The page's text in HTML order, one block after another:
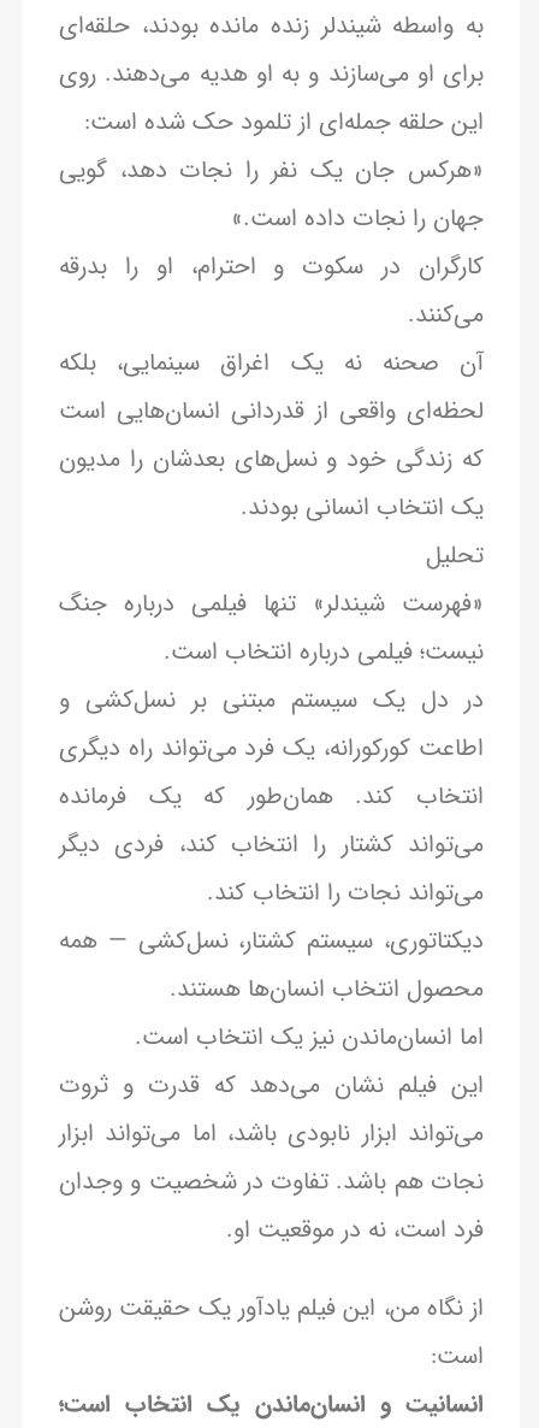
به واسطه شیندلر زنده مانده بودند، حلقه‌ای
برای او می‌سازند و به او هدیه می‌دهند. روی
این حلقه جمله‌ای از تلمود حک شده است:
«هرکس جان یک نفر را نجات دهد، گویی
جهان را نجات داده است.»
کارگران در سکوت و احترام، او را بدرقه
می‌کنند.
آن صحنه نه یک اغراق سینمایی، بلکه
لحظه‌ای واقعی از قدردانی انسان‌هایی است
که زندگی خود و نسل‌های بعدشان را مدیون
یک انتخاب انسانی بودند.
تحلیل
«فهرست شیندلر» تنها فیلمی درباره جنگ
نیست؛ فیلمی درباره انتخاب است.
در دل یک سیستم مبتنی بر نسل‌کشی و
اطاعت کورکورانه، یک فرد می‌تواند راه دیگری
انتخاب کند. همان‌طور که یک فرمانده
می‌تواند کشتار را انتخاب کند، فردی دیگر
می‌تواند نجات را انتخاب کند.
دیکتاتوری، سیستم کشتار، نسل‌کشی — همه
محصول انتخاب انسان‌ها هستند.
اما انسان‌ماندن نیز یک انتخاب است.
این فیلم نشان می‌دهد که قدرت و ثروت
می‌تواند ابزار نابودی باشد، اما می‌تواند ابزار
نجات هم باشد. تفاوت در شخصیت و وجدان
فرد است، نه در موقعیت او.
از نگاه من، این فیلم یادآور یک حقیقت روشن
است:
انسانیت و انسان‌ماندن یک انتخاب است؛